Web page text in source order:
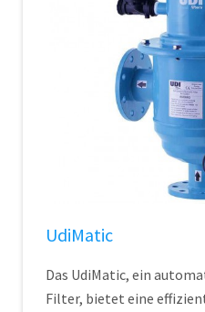
UdiMatic
Das UdiMatic, ein
Filter, bietet eine